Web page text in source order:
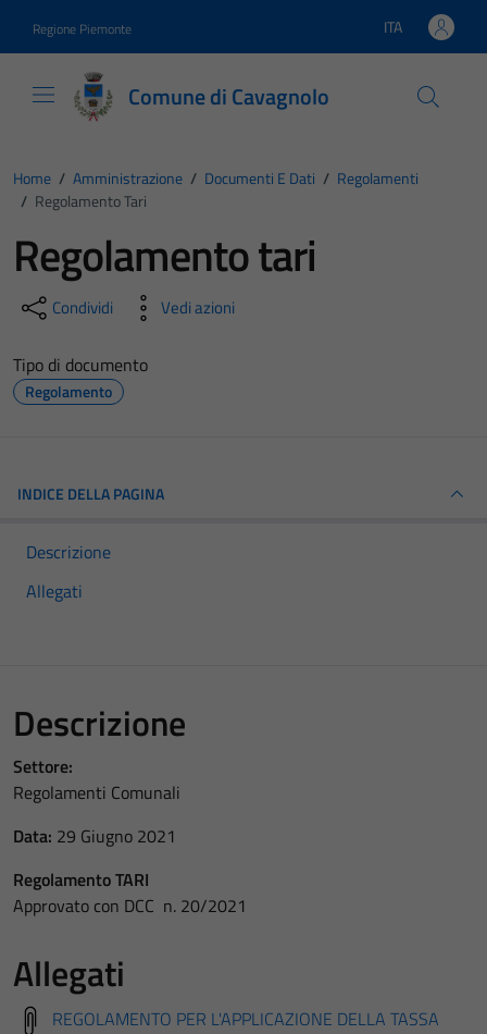
Regione Piemonte Lingua attiva:
ITA
Comune di Cavagnolo
Home / Amministrazione / Documenti E Dati / Regolamenti
/ Regolamento Tari
Regolamento tari
Condividi Vedi azioni
Tipo di documento
Regolamento
INDICE DELLA PAGINA
Descrizione
Allegati
Descrizione
Settore:
Regolamenti Comunali
Data: 29 Giugno 2021
Regolamento TARI
Approvato con DCC n. 20/2021
Allegati
REGOLAMENTO PER L'APPLICAZIONE DELLA TASSA